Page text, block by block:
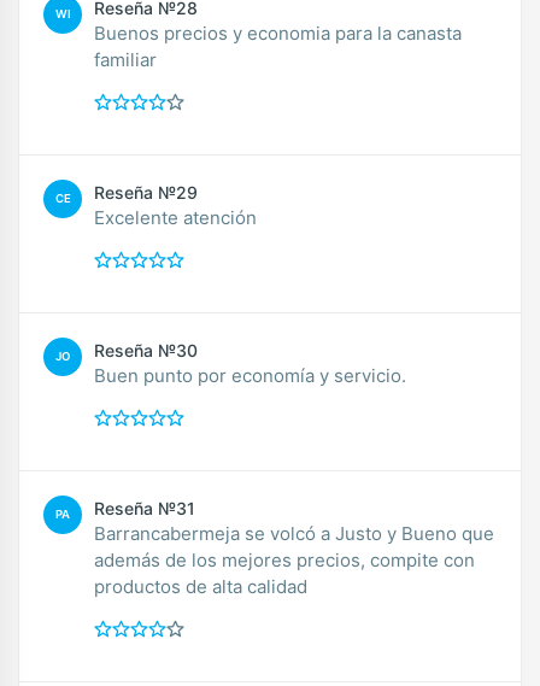
WI Reseña №28
Buenos precios y economia para la canasta
familiar
CE Reseña №29
Excelente atención
JO Reseña №30
Buen punto por economía y servicio.
PA Reseña №31
Barrancabermeja se volcó a Justo y Bueno que
además de los mejores precios, compite con
productos de alta calidad